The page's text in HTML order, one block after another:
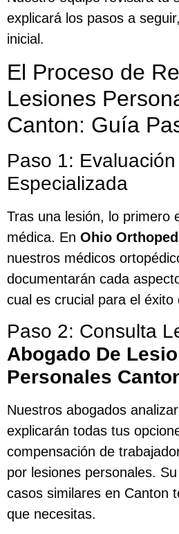
explicará los pasos a
inicial.
El Proceso de
Lesiones
Canton: Guía
Paso 1:
Especializada
Tras una lesión, lo primero
médica. En Ohio
nuestros médicos
documentarán cada
cual es crucial para el éxito
Paso 2: Consulta
Abogado De
Personales
Nuestros abogados
explicarán todas tus
compensación de
por lesiones personales.
casos similares en Canton
que necesitas.